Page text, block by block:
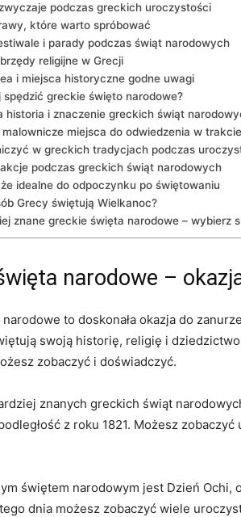
podczas greckich uroczystości
które⁢ warto ‍spróbować
i‍ parady podczas świąt narodowych
religijne w Grecji
i miejsca‍ historyczne godne uwagi
spędzić ​greckie święto narodowe?
historia ‌i‌ znaczenie greckich świąt
malownicze miejsca do odwiedzenia w
w greckich tradycjach podczas
podczas greckich świąt⁣ narodowych
idealne do odpoczynku po świętowaniu
Grecy świętują Wielkanoc?
znane greckie ⁤święta narodowe – wybierz
narodowe‍ –‍
to doskonała okazja do
swoją historię, religię‌ i
zobaczyć i doświadczyć.
znanych⁤ greckich świąt
z roku 1821. Możesz
świętem narodowym jest Dzień
dnia możesz zobaczyć wiele